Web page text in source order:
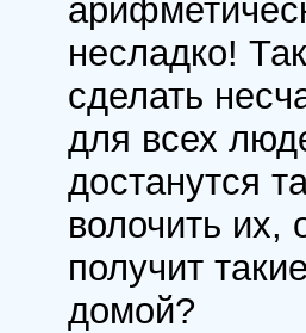
несладко!
сделать
для всех
достанутся
волочить их,
получит
домой?